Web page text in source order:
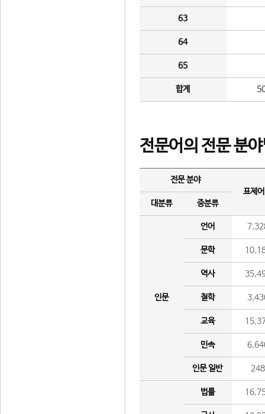
63
64
65
합계
전문어의 전문 분
전문 분야
표제
대분류
중분류
인문
언어
문학
역사
철학
교육
민속
인문 일반 248
법률